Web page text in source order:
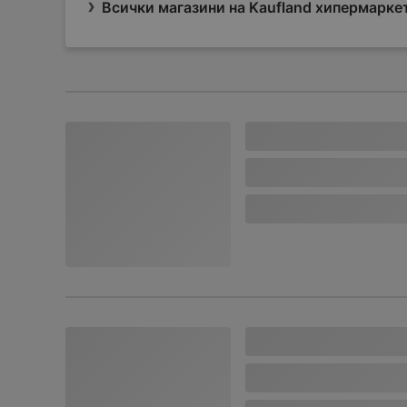
Всички магазини на Kaufland